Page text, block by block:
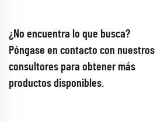
¿No encuentra lo que busca?
Póngase en contacto con nuestros
consultores para obtener más
productos disponibles.